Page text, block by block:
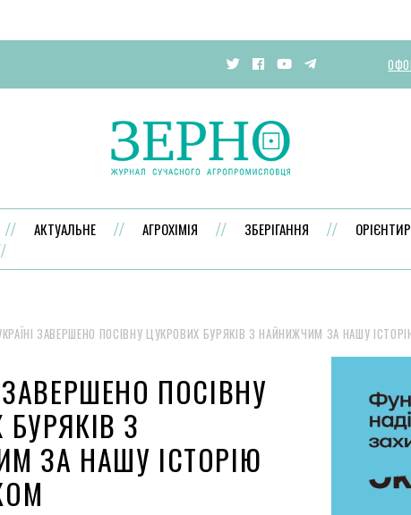
АКТУАЛЬНЕ АГРОХІМІЯ ЗБЕРІГАННЯ ОРІЄНТИР
ЗАВЕРШЕНО ПОСІВНУ ЦУКРОВИХ БУРЯКІВ З НАЙНИЖЧИМ ЗА НАШУ
ЗАВЕРШЕНО ПОСІВНУ
З
ЗА НАШУ ІСТОРІЮ